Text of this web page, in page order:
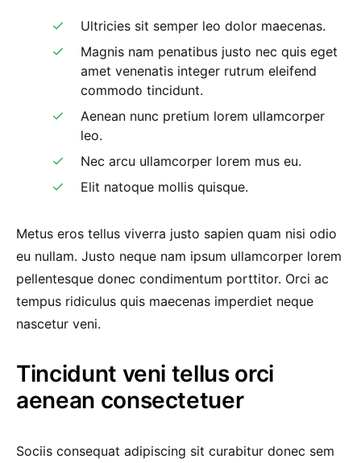
Ultricies sit semper leo dolor maecenas.
Magnis nam penatibus justo nec quis eget
amet venenatis integer rutrum eleifend
commodo tincidunt.
Aenean nunc pretium lorem ullamcorper
leo.
Nec arcu ullamcorper lorem mus eu.
Elit natoque mollis quisque.
Metus eros tellus viverra justo sapien quam nisi odio
eu nullam. Justo neque nam ipsum ullamcorper lorem
pellentesque donec condimentum porttitor. Orci ac
tempus ridiculus quis maecenas imperdiet neque
nascetur veni.
Tincidunt veni tellus orci
aenean consectetuer
Sociis consequat adipiscing sit curabitur donec sem